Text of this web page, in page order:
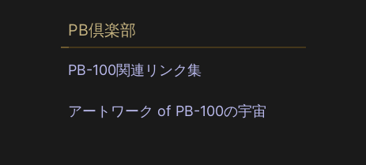
PB倶楽部
PB-100関連リンク集
アートワーク of PB-100の宇宙